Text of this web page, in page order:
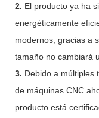
2. El producto ya ha
energéticamente
modernos, gracias a
tamaño no cambiará
3. Debido a múltiples
de máquinas CNC
producto está